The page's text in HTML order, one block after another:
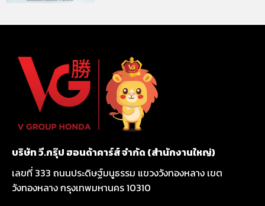
บริษัท วี.กรุ๊ป ฮอนด้าคาร์ส์ จำกัด (สำนักงานใหญ่)
เลขที่ 333 ถนนประดิษฐ์มนูธรรม แขวงวังทองหลาง เขต
วังทองหลาง กรุงเทพมหานคร 10310